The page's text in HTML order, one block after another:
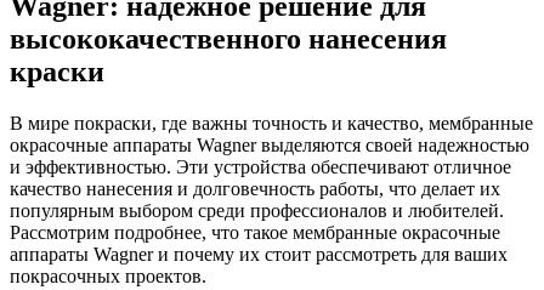
высококачественного нанесения
краски
В мире покраски, где важны точность и качество, мембранные
окрасочные аппараты Wagner выделяются своей надежностью
и эффективностью. Эти устройства обеспечивают отличное
качество нанесения и долговечность работы, что делает их
популярным выбором среди профессионалов и любителей.
Рассмотрим подробнее, что такое мембранные окрасочные
аппараты Wagner и почему их стоит рассмотреть для ваших
покрасочных проектов.